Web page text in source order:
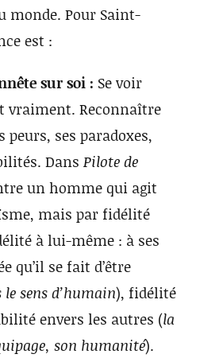
monde. Pour Saint-
est :
sur soi : Se voir
vraiment. Reconnaître
peurs, ses paradoxes,
Dans Pilote de
un homme qui agit
mais par fidélité
à lui-même : à ses
qu’il se fait d’être
le sens d’humain), fidélité
envers les autres (la
son humanité).